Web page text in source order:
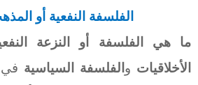
الفلسفة النفعية أو
ما هي الفلسفة أو النزعة
الأخلاقيات و الفلسفة السياسية في